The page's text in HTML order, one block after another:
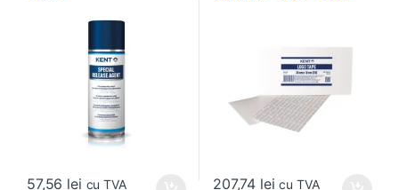
57,56 lei cu TVA 207,74 lei cu TVA